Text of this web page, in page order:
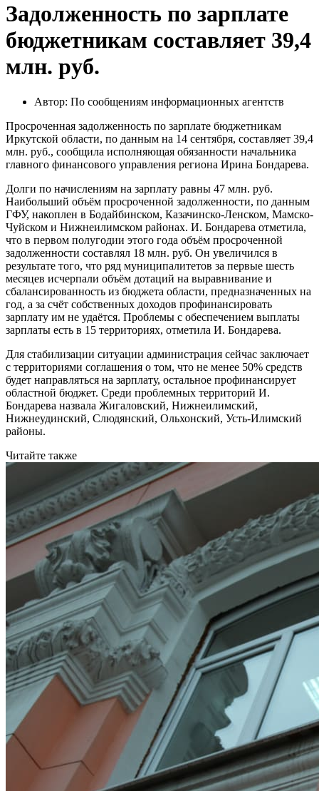
Задолженность по зарплате
бюджетникам составляет 39,4
млн. руб.
Автор: По сообщениям информационных агентств
Просроченная задолженность по зарплате бюджетникам
Иркутской области, по данным на 14 сентября, составляет 39,4
млн. руб., сообщила исполняющая обязанности начальника
главного финансового управления региона Ирина Бондарева.
Долги по начислениям на зарплату равны 47 млн. руб.
Наибольший объём просроченной задолженности, по данным
ГФУ, накоплен в Бодайбинском, Казачинско-Ленском, Мамско-
Чуйском и Нижнеилимском районах. И. Бондарева отметила,
что в первом полугодии этого года объём просроченной
задолженности составлял 18 млн. руб. Он увеличился в
результате того, что ряд муниципалитетов за первые шесть
месяцев исчерпали объём дотаций на выравнивание и
сбалансированность из бюджета области, предназначенных на
год, а за счёт собственных доходов профинансировать
зарплату им не удаётся. Проблемы с обеспечением выплаты
зарплаты есть в 15 территориях, отметила И. Бондарева.
Для стабилизации ситуации администрация сейчас заключает
с территориями соглашения о том, что не менее 50% средств
будет направляться на зарплату, остальное профинансирует
областной бюджет. Среди проблемных территорий И.
Бондарева назвала Жигаловский, Нижнеилимский,
Нижнеудинский, Слюдянский, Ольхонский, Усть-Илимский
районы.
Читайте также